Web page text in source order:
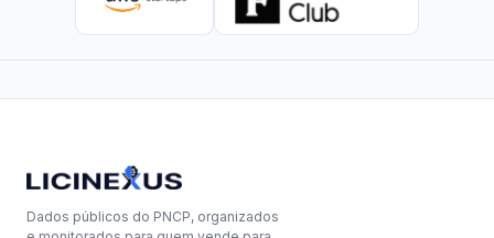
Dados públicos do PNCP, organizados